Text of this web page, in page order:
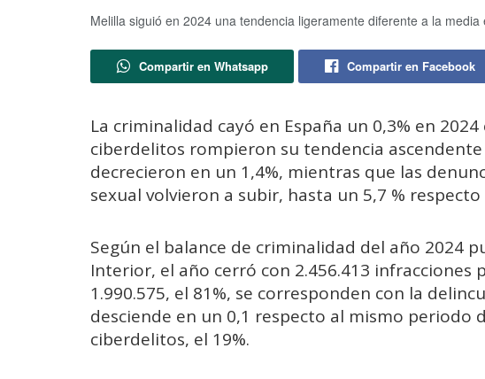
Melilla siguió en 2024 una tendencia ligeramente diferente a la media
Compartir en Whatsapp Compartir en Facebook
La criminalidad cayó en España un 0,3% en
ciberdelitos rompieron su tendencia
decrecieron en un 1,4%, mientras que las
sexual volvieron a subir, hasta un 5,7 % respecto
Según el balance de criminalidad del año 2024
Interior, el año cerró con 2.456.413 infracciones
1.990.575, el 81%, se corresponden con la
desciende en un 0,1 respecto al mismo periodo
ciberdelitos, el 19%.